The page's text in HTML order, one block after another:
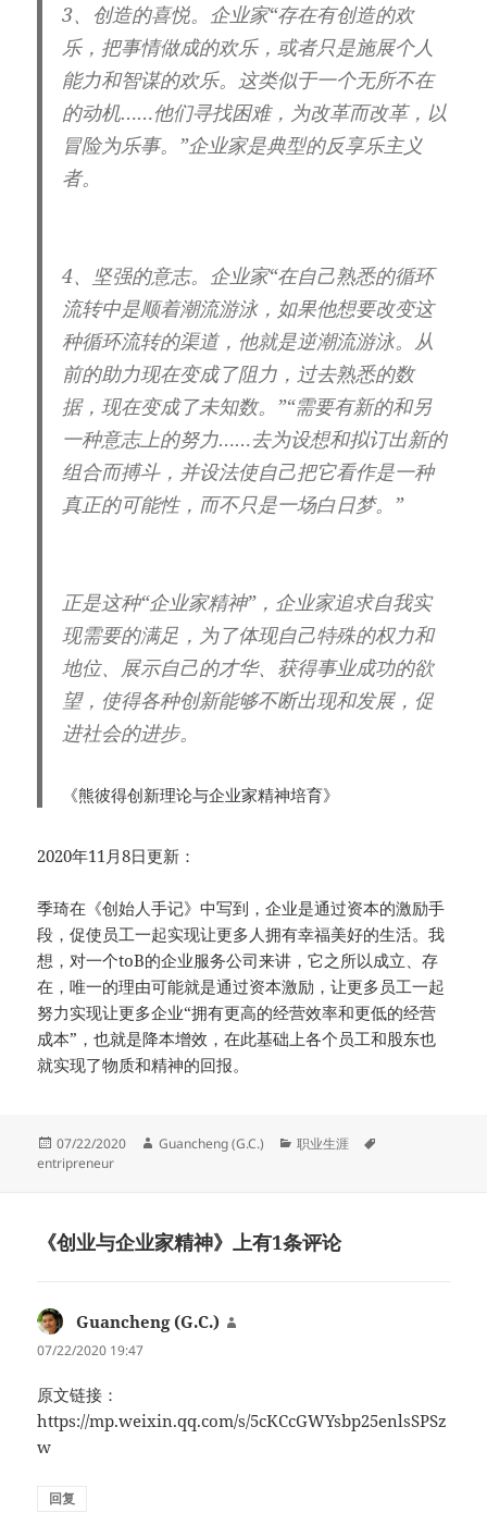
3、创造的喜悦。 企业家“存在有创造的欢
乐，把事情做成的欢乐，或者只是施展个人
能力和智谋的欢乐。这类似于一个无所不在
的动机……他们寻找困难，为改革而改革，以
冒险为乐事。”企业家是典型的反享乐主义
者。
4、坚强的意志。 企业家“在自己熟悉的循环
流转中是顺着潮流游泳，如果他想要改变这
种循环流转的渠道，他就是逆潮流游泳。从
前的助力现在变成了阻力，过去熟悉的数
据，现在变成了未知数。”“需要有新的和另
一种意志上的努力……去为设想和拟订出新的
组合而搏斗，并设法使自己把它看作是一种
真正的可能性，而不只是一场白日梦。”
正是这种“企业家精神”，企业家追求自我实
现需要的满足，为了体现自己特殊的权力和
地位、展示自己的才华、获得事业成功的欲
望，使得各种创新能够不断出现和发展，促
进社会的进步。
《熊彼得创新理论与企业家精神培育》
2020年11月8日更新：
季琦在《创始人手记》中写到，企业是通过资本的激励手
段，促使员工一起实现让更多人拥有幸福美好的生活。我
想，对一个toB的企业服务公司来讲，它之所以成立、存
在，唯一的理由可能就是通过资本激励，让更多员工一起
努力实现让更多企业“拥有更高的经营效率和更低的经营
成本”，也就是降本增效，在此基础上各个员工和股东也
就实现了物质和精神的回报。
发
布
07/22/2020
作
Guancheng (G.C.)
分
职业生涯
entripreneur
《创业与企业家精神》上有1条评论
Guancheng (G.C.)
07/22/2020 19:47
原文链接：
https://mp.weixin.qq.com/s/5cKCcGWYsbp25enlsSPSz
w
回复